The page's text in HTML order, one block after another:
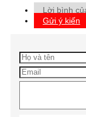
Lời bình
Gửi ý kiến